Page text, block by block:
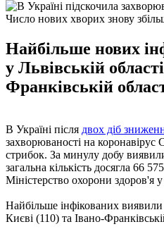
Число нових хворих знову
Найбільше нових
у Львівській
Франківській
В Україні після двох діб
захворюваності на
стрибок. За минулу добу
загальна кількість досягла 66
Міністерство охорони здоров'я
Найбільше інфікованих виявили
Києві (110) та Івано-